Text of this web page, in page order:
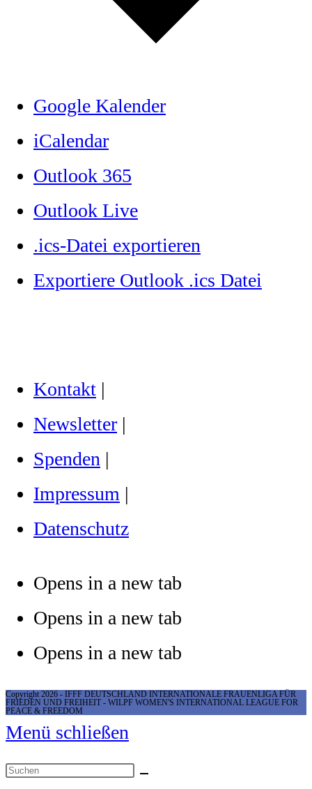
Google Kalender
iCalendar
Outlook 365
Outlook Live
.ics-Datei exportieren
Exportiere Outlook .ics Datei
Kontakt |
Newsletter |
Spenden |
Impressum |
Datenschutz
Opens in a new tab
Opens in a new tab
Opens in a new tab
Copyright 2026 - IFFF DEUTSCHLAND INTERNATIONALE FRAUENLIGA FÜR
FRIEDEN UND FREIHEIT - WILPF WOMEN'S INTERNATIONAL LEAGUE FOR
PEACE & FREEDOM
Menü schließen